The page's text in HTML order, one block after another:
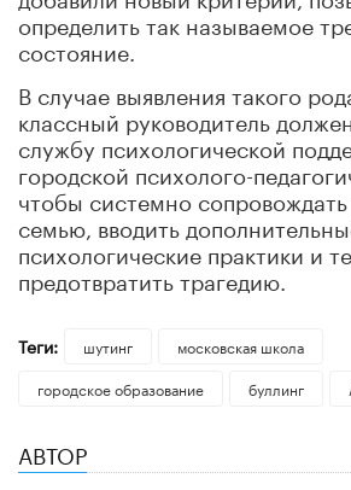
определить так называемое
состояние.
В случае выявления такого
классный руководитель
службу психологической
городской психолого-
чтобы системно сопровождать
семью, вводить
психологические практики и
предотвратить трагедию.
Теги: шутинг
московская школа
городское образование
буллинг
АВТОР